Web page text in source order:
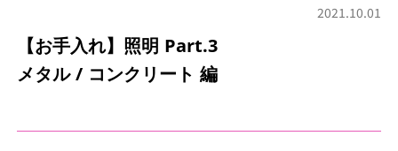
2021.10.01
【お手入れ】照明 Part.3
メタル / コンクリート 編